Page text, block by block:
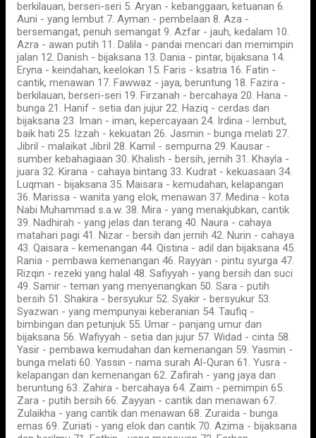
berkilauan, berseri-seri 5. Aryan - kebanggaan, ketuanan 6.
Auni - yang lembut 7. Ayman - pembelaan 8. Aza -
bersemangat, penuh semangat 9. Azfar - jauh, kedalam 10.
Azra - awan putih 11. Dalila - pandai mencari dan memimpin
jalan 12. Danish - bijaksana 13. Dania - pintar, bijaksana 14.
Eryna - keindahan, keelokan 15. Faris - ksatria 16. Fatin -
cantik, menawan 17. Fawwaz - jaya, beruntung 18. Fazira -
berkilauan, berseri-seri 19. Firzanah - bercahaya 20. Hana -
bunga 21. Hanif - setia dan jujur 22. Haziq - cerdas dan
bijaksana 23. Iman - iman, kepercayaan 24. Irdina - lembut,
baik hati 25. Izzah - kekuatan 26. Jasmin - bunga melati 27.
Jibril - malaikat Jibril 28. Kamil - sempurna 29. Kausar -
sumber kebahagiaan 30. Khalish - bersih, jernih 31. Khayla -
juara 32. Kirana - cahaya bintang 33. Kudrat - kekuasaan 34.
Luqman - bijaksana 35. Maisara - kemudahan, kelapangan
36. Marissa - wanita yang elok, menawan 37. Medina - kota
Nabi Muhammad s.a.w. 38. Mira - yang menakjubkan, cantik
39. Nadhirah - yang jelas dan terang 40. Naura - cahaya
matahari pagi 41. Nizar - bersih dan jernih 42. Nurin - cahaya
43. Qaisara - kemenangan 44. Qistina - adil dan bijaksana 45.
Rania - pembawa kemenangan 46. Rayyan - pintu syurga 47.
Rizqin - rezeki yang halal 48. Safiyyah - yang bersih dan suci
49. Samir - teman yang menyenangkan 50. Sara - putih
bersih 51. Shakira - bersyukur 52. Syakir - bersyukur 53.
Syazwan - yang mempunyai keberanian 54. Taufiq -
bimbingan dan petunjuk 55. Umar - panjang umur dan
bijaksana 56. Wafiyyah - setia dan jujur 57. Widad - cinta 58.
Yasir - pembawa kemudahan dan kemenangan 59. Yasmin -
bunga melati 60. Yassin - nama surah Al-Quran 61. Yusra -
kelapangan dan kemenangan 62. Zafirah - yang jaya dan
beruntung 63. Zahira - bercahaya 64. Zaim - pemimpin 65.
Zara - putih bersih 66. Zayyan - cantik dan menawan 67.
Zulaikha - yang cantik dan menawan 68. Zuraida - bunga
emas 69. Zuriati - yang elok dan cantik 70. Azima - bijaksana